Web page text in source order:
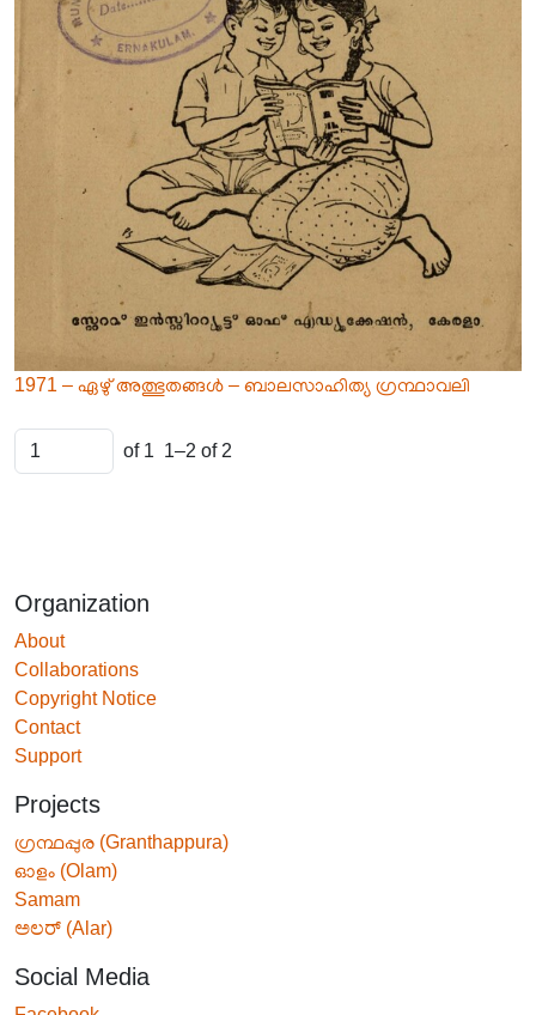
1971 – ഏഴു് അത്ഭുതങ്ങൾ – ബാലസാഹിത്യ ഗ്രന്ഥാവലി
of 1 1–2 of 2
Organization
About
Collaborations
Copyright Notice
Contact
Support
Projects
ഗ്രന്ഥപ്പുര (Granthappura)
ഓളം (Olam)
Samam
ಅಲರ್ (Alar)
Social Media